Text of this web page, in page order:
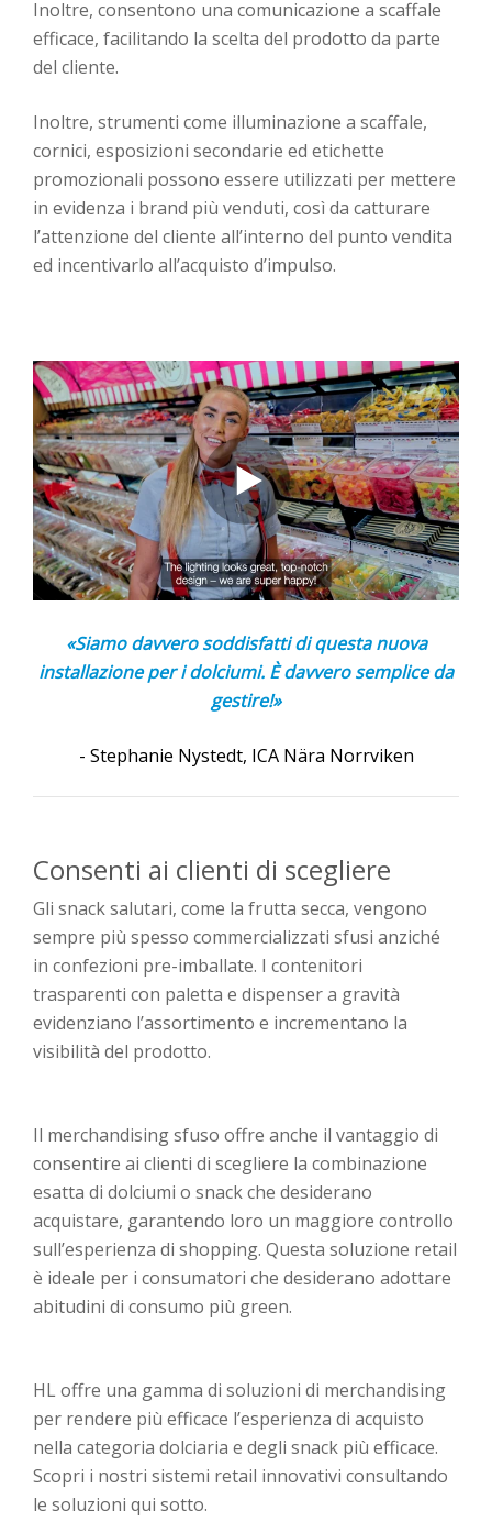
Inoltre, consentono una comunicazione a scaffale
efficace, facilitando la scelta del prodotto da parte
del cliente.
Inoltre, strumenti come illuminazione a scaffale,
cornici, esposizioni secondarie ed etichette
promozionali possono essere utilizzati per mettere
in evidenza i brand più venduti, così da catturare
l’attenzione del cliente all’interno del punto vendita
ed incentivarlo all’acquisto d’impulso.
«Siamo davvero soddisfatti di questa nuova
installazione per i dolciumi. È davvero semplice da
gestire!»
- Stephanie Nystedt, ICA Nära Norrviken
Consenti ai clienti di scegliere
Gli snack salutari, come la frutta secca, vengono
sempre più spesso commercializzati sfusi anziché
in confezioni pre-imballate. I contenitori
trasparenti con paletta e dispenser a gravità
evidenziano l’assortimento e incrementano la
visibilità del prodotto.
Il merchandising sfuso offre anche il vantaggio di
consentire ai clienti di scegliere la combinazione
esatta di dolciumi o snack che desiderano
acquistare, garantendo loro un maggiore controllo
sull’esperienza di shopping. Questa soluzione retail
è ideale per i consumatori che desiderano adottare
abitudini di consumo più green.
HL offre una gamma di soluzioni di merchandising
per rendere più efficace l’esperienza di acquisto
nella categoria dolciaria e degli snack più efficace.
Scopri i nostri sistemi retail innovativi consultando
le soluzioni qui sotto.